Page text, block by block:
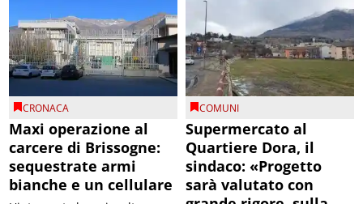
CRONACA
Maxi operazione al
carcere di Brissogne:
sequestrate armi
bianche e un cellulare
COMUNI
Supermercato al
Quartiere Dora, il
sindaco: «Progetto
sarà valutato con